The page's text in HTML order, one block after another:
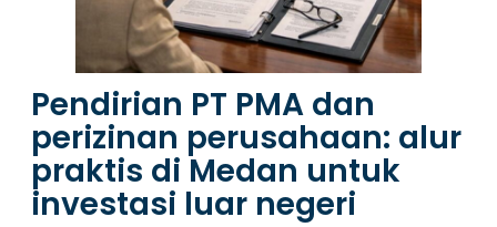
Pendirian PT PMA dan
perizinan perusahaan: alur
praktis di Medan untuk
investasi luar negeri